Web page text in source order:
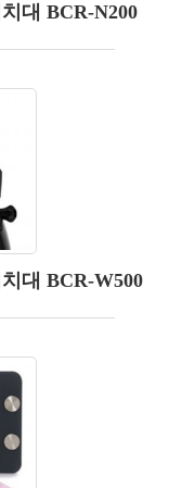
대 BCR-N200
대 BCR-W500